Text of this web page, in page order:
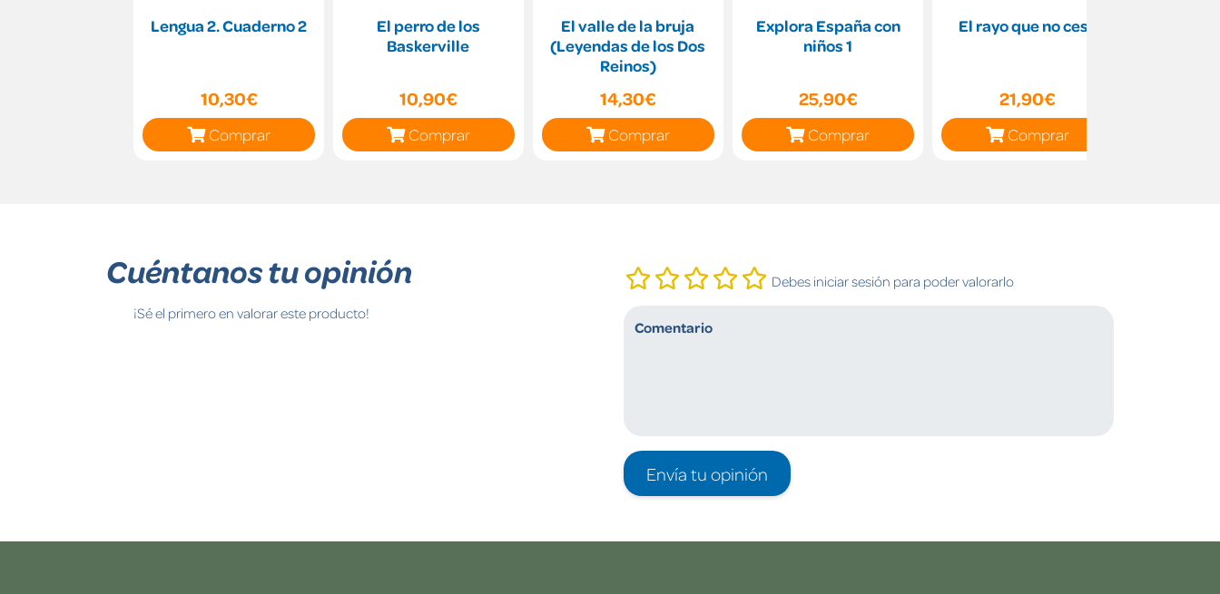
Lengua 2. Cuaderno 2
10,30€
Comprar
El perro de los
Baskerville
10,90€
Comprar
El valle de la bruja
(Leyendas de los Dos
Reinos)
14,30€
Comprar
Explora España con
niños 1
25,90€
Comprar
El rayo que no cesa
21,90€
Comprar
Cuéntanos tu opinión
¡Sé el primero en valorar este producto!
Debes iniciar sesión para poder valorarlo
Envía tu opinión